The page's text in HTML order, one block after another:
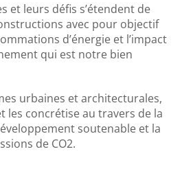
et leurs défis s’étendent de
avec pour objectif
d’énergie et l’impact
qui est notre bien
urbaines et architecturales,
les concrétise au travers de la
soutenable et la
de CO2.